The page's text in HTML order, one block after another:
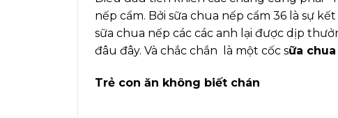
nếp cẩm. Bởi sữa chua nếp cẩm 36 là sự
sữa chua nếp các các anh lại được dịp
đâu đây. Và chắc chắn là một cốc sữa
Trẻ con ăn không biết chán